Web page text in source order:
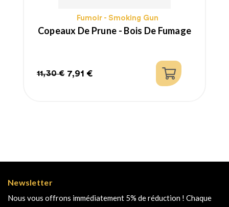
Fumoir - Smoking Gun
Copeaux De Prune - Bois De Fumage
Prix
11,30 €
Prix
7,91 €
Newsletter
Nous vous offrons immédiatement 5% de réduction ! Chaque